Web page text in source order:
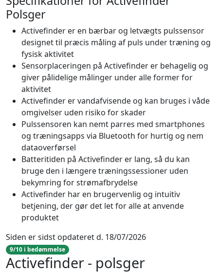
Polsger
Activefinder er en bærbar og letvægts pulssensor
designet til præcis måling af puls under træning og
fysisk aktivitet
Sensorplaceringen på Activefinder er behagelig og
giver pålidelige målinger under alle former for
aktivitet
Activefinder er vandafvisende og kan bruges i våde
omgivelser uden risiko for skader
Pulssensoren kan nemt parres med smartphones
og træningsapps via Bluetooth for hurtig og nem
dataoverførsel
Batteritiden på Activefinder er lang, så du kan
bruge den i længere træningssessioner uden
bekymring for strømafbrydelse
Activefinder har en brugervenlig og intuitiv
betjening, der gør det let for alle at anvende
produktet
Siden er sidst opdateret d. 18/07/2026
9/10 i bedømmelse
Activefinder - polsger